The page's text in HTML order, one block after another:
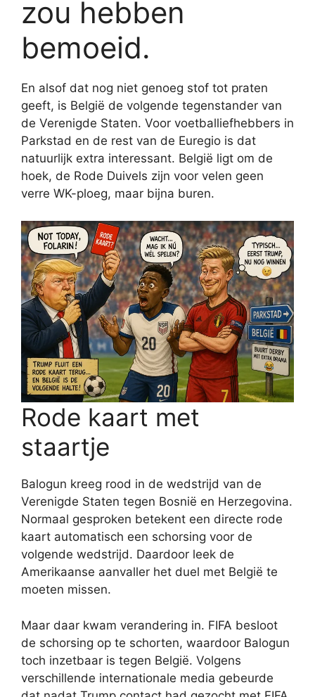
zou hebben
bemoeid.
En alsof dat nog niet genoeg stof tot praten
geeft, is België de volgende tegenstander van
de Verenigde Staten. Voor voetballiefhebbers in
Parkstad en de rest van de Euregio is dat
natuurlijk extra interessant. België ligt om de
hoek, de Rode Duivels zijn voor velen geen
verre WK-ploeg, maar bijna buren.
Rode kaart met
staartje
Balogun kreeg rood in de wedstrijd van de
Verenigde Staten tegen Bosnië en Herzegovina.
Normaal gesproken betekent een directe rode
kaart automatisch een schorsing voor de
volgende wedstrijd. Daardoor leek de
Amerikaanse aanvaller het duel met België te
moeten missen.
Maar daar kwam verandering in. FIFA besloot
de schorsing op te schorten, waardoor Balogun
toch inzetbaar is tegen België. Volgens
verschillende internationale media gebeurde